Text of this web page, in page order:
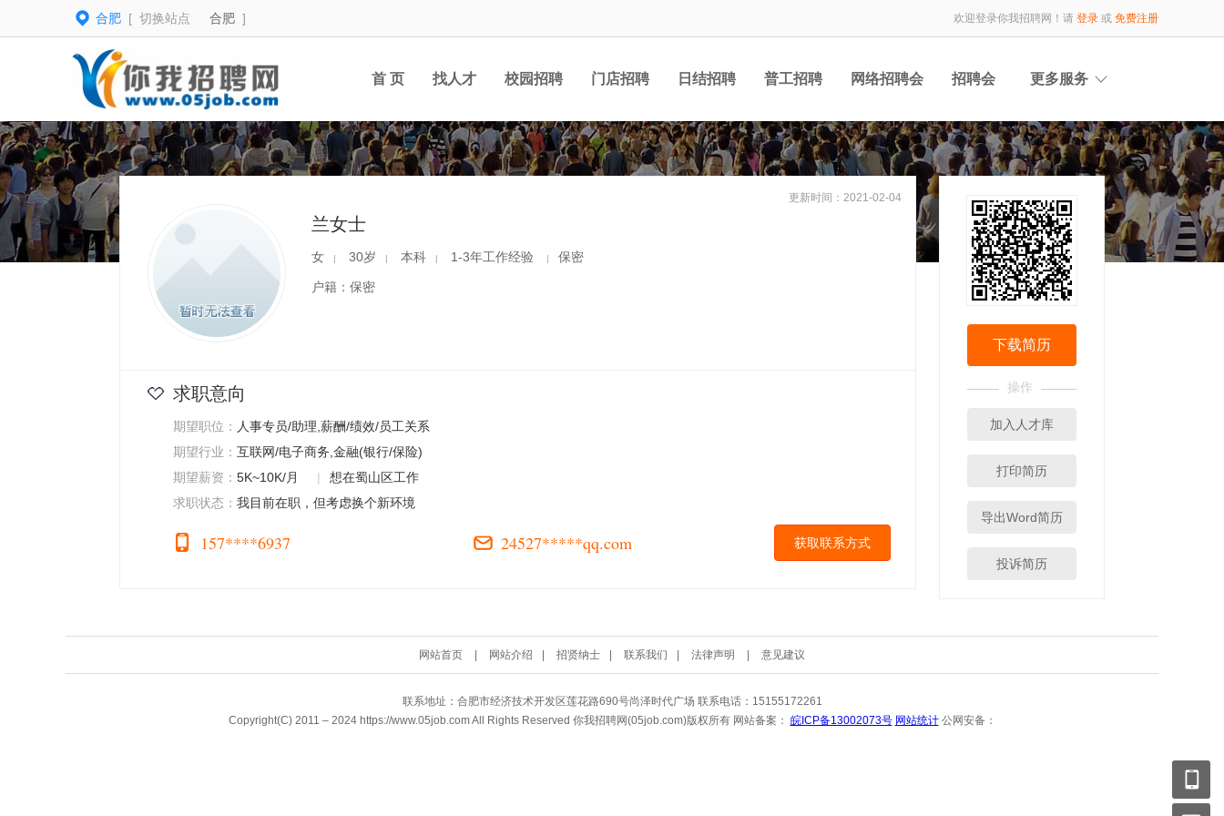
合肥 [ 切换站点 合肥 ] 欢迎登录你我招聘网！请 登录 或 免费注册
首 页 找人才 校园招聘 门店招聘 日结招聘 普工招聘 网络招聘会 招聘会 更多服务
更新时间：2021-02-04
兰女士
女 | 30岁 | 本科 | 1-3年工作经验 | 保密
户籍：保密
求职意向
期望职位： 人事专员/助理,薪酬/绩效/员工关系
期望行业： 互联网/电子商务,金融(银行/保险)
期望薪资： 5K~10K/月 |
想在蜀山区工作
求职状态： 我目前在职，但考虑换个新环境
157****6937 24527*****qq.com 获取联系方式
下载简历
操作
加入人才库
打印简历
导出Word简历
投诉简历
网站首页 网站介绍 招贤纳士 联系我们 法律声明 意见建议
联系地址：合肥市经济技术开发区莲花路690号尚泽时代广场 联系电话：15155172261
Copyright(C) 2011 – 2024 https://www.05job.com All Rights Reserved 你我招聘网(05job.com)版权所有 网站备案： 皖ICP备13002073号 网站统计公网安备：